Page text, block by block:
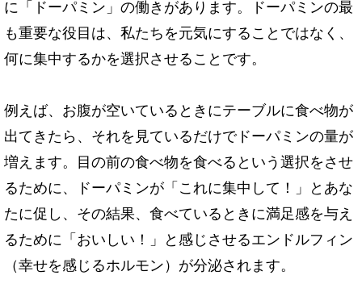
に「ドーパミン」の働きがあります。ドーパミンの最
も重要な役目は、私たちを元気にすることではなく、
何に集中するかを選択させることです。
例えば、お腹が空いているときにテーブルに食べ物が
出てきたら、それを見ているだけでドーパミンの量が
増えます。目の前の食べ物を食べるという選択をさせ
るために、ドーパミンが「これに集中して！」とあな
たに促し、その結果、食べているときに満足感を与え
るために「おいしい！」と感じさせるエンドルフィン
（幸せを感じるホルモン）が分泌されます。